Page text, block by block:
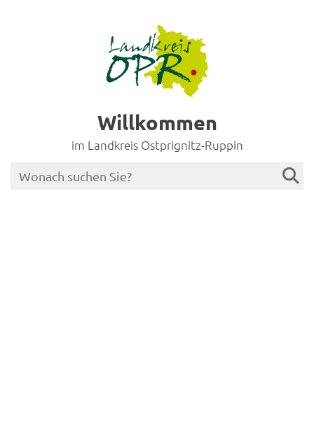
Willkommen
im Landkreis Ostprignitz-Ruppin